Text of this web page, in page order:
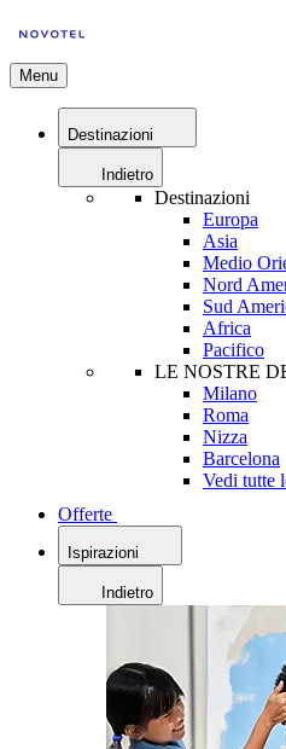
Menu
Destinazioni
Indietro
Destinazioni
Europa
Asia
Medio
Nord
Sud
Africa
Pacifico
LE NOSTRE
Milano
Roma
Nizza
Barcelona
Vedi tutte
Offerte
Ispirazioni
Indietro